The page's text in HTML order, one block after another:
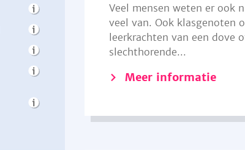
Veel mensen weten er ook
veel van. Ook klasgenoten
leerkrachten van een dove
slechthorende...
Meer informatie